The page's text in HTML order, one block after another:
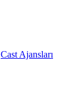
Cast Ajansları